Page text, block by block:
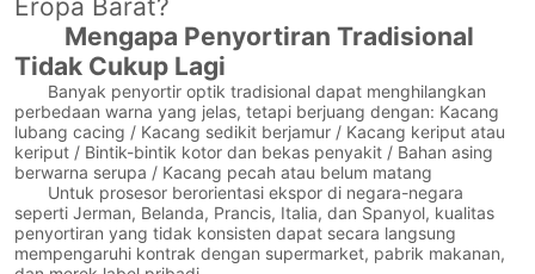
Eropa Barat?
Mengapa Penyortiran Tradisional
Tidak Cukup Lagi
Banyak penyortir optik tradisional dapat menghilangkan
perbedaan warna yang jelas, tetapi berjuang dengan: Kacang
lubang cacing / Kacang sedikit berjamur / Kacang keriput atau
keriput / Bintik-bintik kotor dan bekas penyakit / Bahan asing
berwarna serupa / Kacang pecah atau belum matang
Untuk prosesor berorientasi ekspor di negara-negara
seperti Jerman, Belanda, Prancis, Italia, dan Spanyol, kualitas
penyortiran yang tidak konsisten dapat secara langsung
mempengaruhi kontrak dengan supermarket, pabrik makanan,